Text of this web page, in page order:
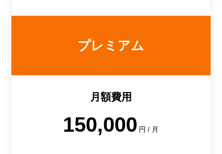
プレミアム
月額費用
150,000 円 / 月